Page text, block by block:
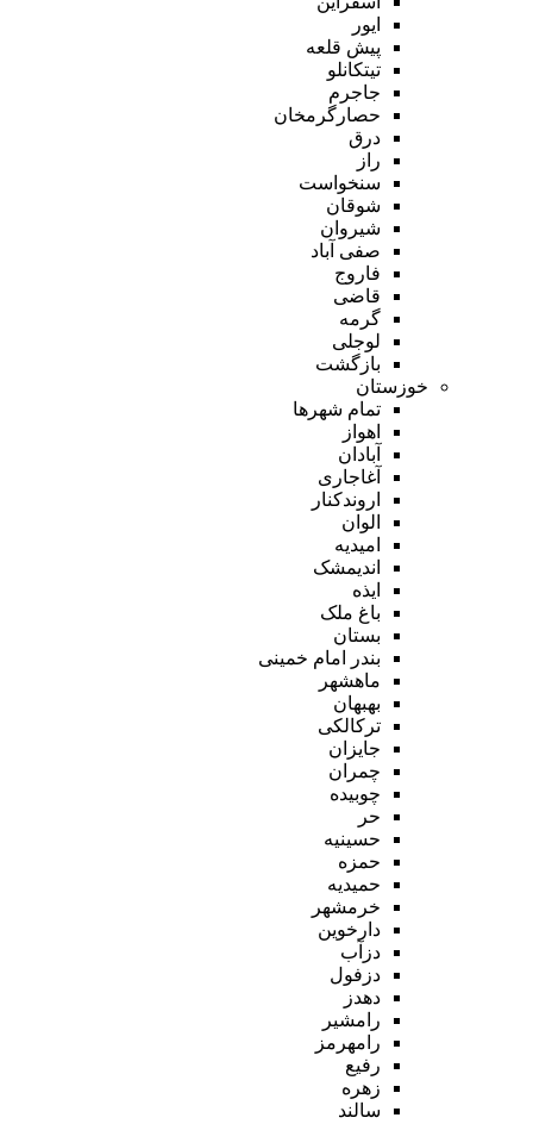
ایور
پیش قلعه
تیتکانلو
جاجرم
حصارگرمخان
درق
راز
سنخواست
شوقان
شیروان
صفی آباد
فاروج
قاضی
گرمه
لوجلی
بازگشت
خوزستان
تمام شهر‌ها
اهواز
آبادان
آغاجاری
اروندکنار
الوان
امیدیه
اندیمشک
ایذه
باغ ملک
بستان
بندر امام خمینی
ماهشهر
بهبهان
ترکالکی
جایزان
چمران
چوبیده
حر
حسینیه
حمزه
حمیدیه
خرمشهر
دارخوین
دزآب
دزفول
دهدز
رامشیر
رامهرمز
رفیع
زهره
سالند